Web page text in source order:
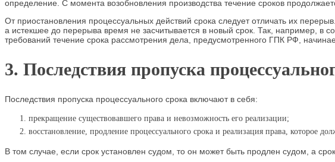
определение. С момента возобновления производства течение сроков
От приостановления процессуальных действий срока следует отличать их
а истекшее до перерыва время не засчитывается в новый срок. Так, например, в
требований течение срока рассмотрения дела, предусмотренного ГПК РФ,
3. Последствия пропуска
Последствия пропуска процессуального срока включают в себя:
прекращение существовавшего права и невозможность его реализации;
восстановление, продление процессуального срока и реализация права, которое
В том случае, если срок установлен судом, то он может быть продлен судом, а